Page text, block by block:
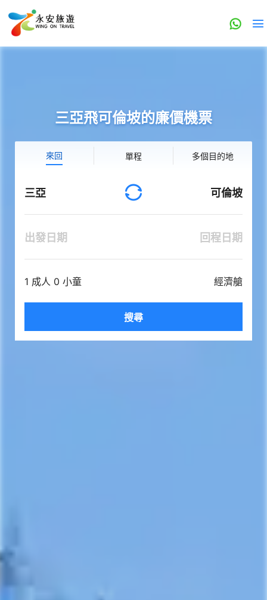
三亞飛可倫坡的廉價機票
來回 單程 多個目的地
三亞 可倫坡
出發日期 回程日期
1 成人 0 小童 經濟艙
搜尋